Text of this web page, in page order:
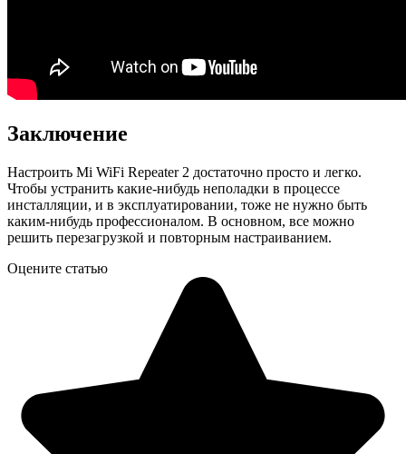
Заключение
Настроить Mi WiFi Repeater 2 достаточно просто и легко.
Чтобы устранить какие-нибудь неполадки в процессе
инсталляции, и в эксплуатировании, тоже не нужно быть
каким-нибудь профессионалом. В основном, все можно
решить перезагрузкой и повторным настраиванием.
Оцените статью